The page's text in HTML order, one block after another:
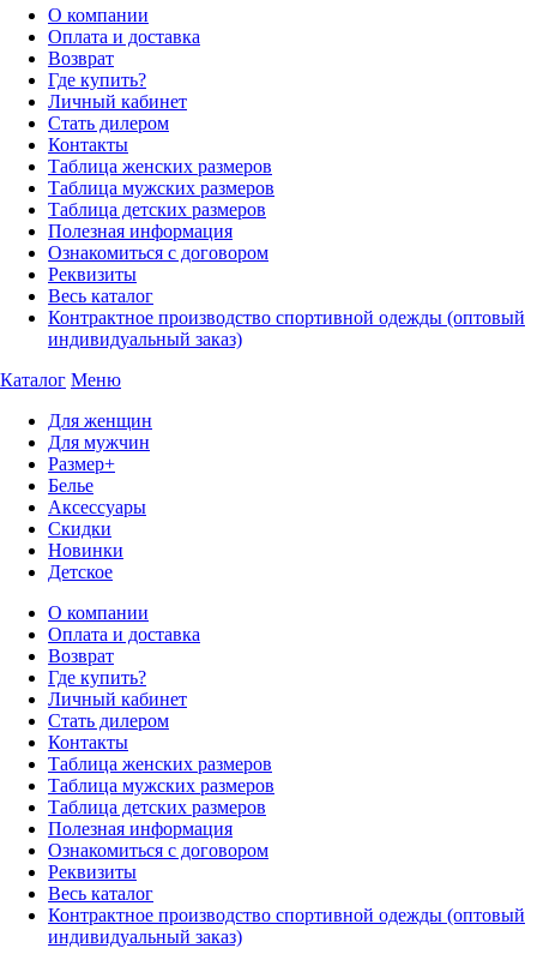
О компании
Оплата и доставка
Возврат
Где купить?
Личный кабинет
Стать дилером
Контакты
Таблица женских размеров
Таблица мужских размеров
Таблица детских размеров
Полезная информация
Ознакомиться с договором
Реквизиты
Весь каталог
Контрактное производство спортивной одежды (оптовый
индивидуальный заказ)
Каталог Меню
Для женщин
Для мужчин
Размер+
Белье
Аксессуары
Скидки
Новинки
Детское
О компании
Оплата и доставка
Возврат
Где купить?
Личный кабинет
Стать дилером
Контакты
Таблица женских размеров
Таблица мужских размеров
Таблица детских размеров
Полезная информация
Ознакомиться с договором
Реквизиты
Весь каталог
Контрактное производство спортивной одежды (оптовый
индивидуальный заказ)